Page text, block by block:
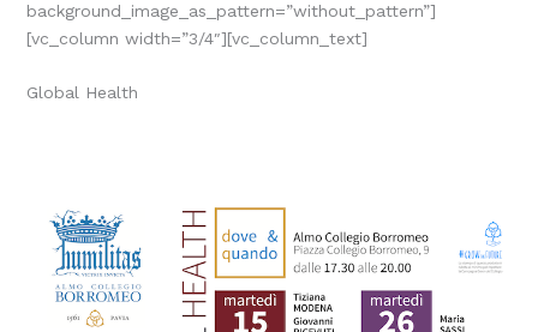
background_image_as_pattern=”without_pattern”]
[vc_column width=”3/4″][vc_column_text]
Global Health